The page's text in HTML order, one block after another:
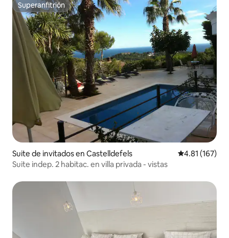
Superanfitrión
Superanfitrión
Suite de invitados en Castelldefels Calificación
4.81 (167)
Suite indep. 2 habitac. en villa privada - vistas